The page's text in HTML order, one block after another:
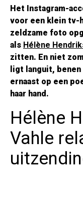
Het Instagram-
voor een klein tv-
zeldzame foto
als Hélène
zitten. En niet
ligt languit,
ernaast op een
haar hand.
Hélène
Vahle